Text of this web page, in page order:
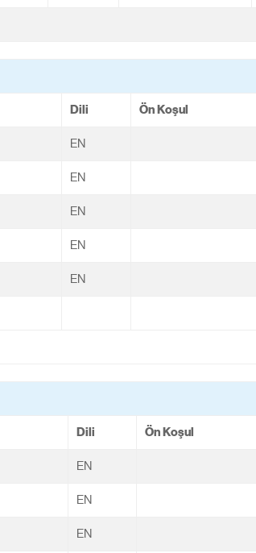
Dili Ön Koşul
EN
EN
EN
EN
EN
Dili Ön Koşul
EN
EN
EN